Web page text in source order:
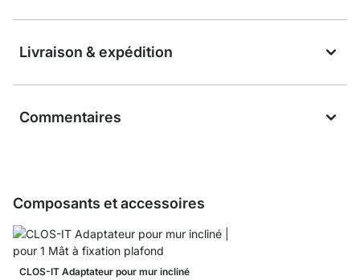
Livraison & expédition
Commentaires
Composants et accessoires
CLOS-IT Adaptateur pour mur incliné